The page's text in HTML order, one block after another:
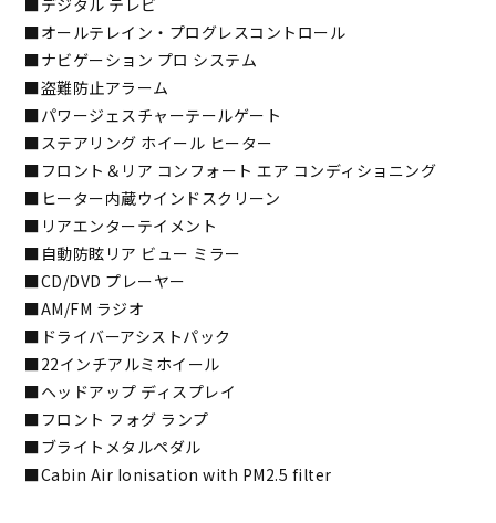
■デジタル テレビ
■オールテレイン・プログレスコントロール
■ナビゲーション プロ システム
■盗難防止アラーム
■パワージェスチャーテールゲート
■ステアリング ホイール ヒーター
■フロント＆リア コンフォート エア コンディショニング
■ヒーター内蔵ウインドスクリーン
■リアエンターテイメント
■自動防眩リア ビュー ミラー
■CD/DVD プレーヤー
■AM/FM ラジオ
■ドライバーアシストパック
■22インチアルミホイール
■ヘッドアップ ディスプレイ
■フロント フォグ ランプ
■ブライトメタルペダル
■Cabin Air Ionisation with PM2.5 filter